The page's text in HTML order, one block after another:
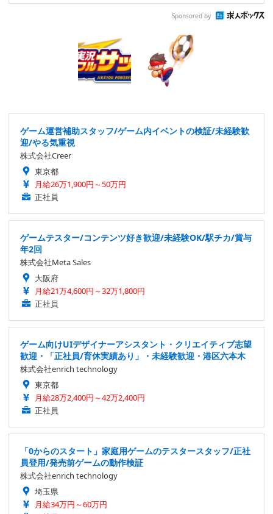
Sponsored by
ゲーム運営補助スタッフ/ゲーム内イベントの検証/未経験歓
迎/やる気重視
株式会社Creer
東京都
月給26万1,900円～50万円
正社員
ゲームテスター/コンテンツ好き歓迎/未経験OK/駅チカ/賞与
年2回
株式会社Meta Sales
大阪府
月給21万4,600円～32万1,800円
正社員
ゲーム向けUIデザイナーアシスタント・クリエイティブ志望
歓迎・「正社員/育休実績あり」・未経験歓迎・港区六本木
株式会社enrich technology
東京都
月給28万2,400円～42万2,400円
正社員
「0からのスタート」家庭用ゲームのテスタースタッフ/正社
員登用/発売前ゲームの動作検証
株式会社enrich technology
埼玉県
月給34万円～60万円